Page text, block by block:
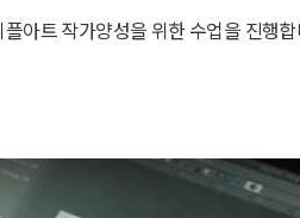
아트 작가양성을 위한 수업을 진행